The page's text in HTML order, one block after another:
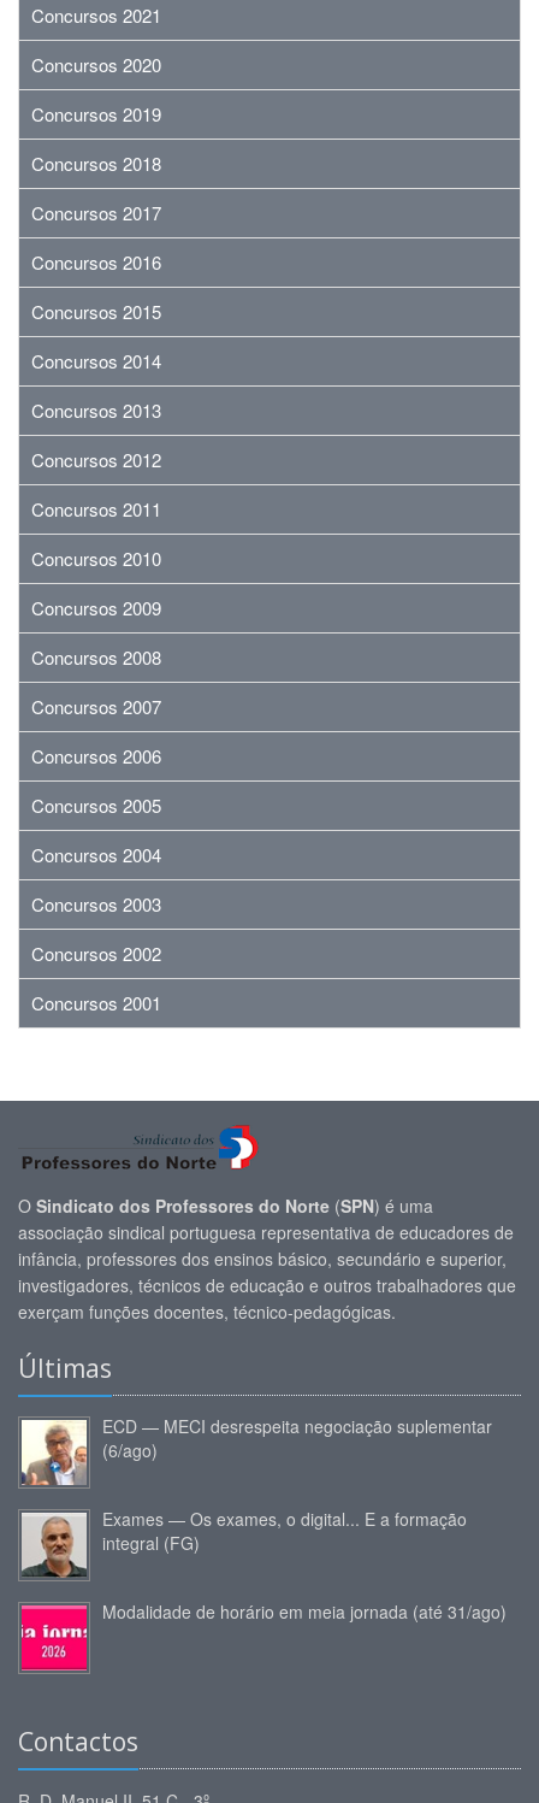
Concursos 2021
Concursos 2020
Concursos 2019
Concursos 2018
Concursos 2017
Concursos 2016
Concursos 2015
Concursos 2014
Concursos 2013
Concursos 2012
Concursos 2011
Concursos 2010
Concursos 2009
Concursos 2008
Concursos 2007
Concursos 2006
Concursos 2005
Concursos 2004
Concursos 2003
Concursos 2002
Concursos 2001
O Sindicato dos Professores do Norte (SPN) é uma
associação sindical portuguesa representativa de educadores de
infância, professores dos ensinos básico, secundário e superior,
investigadores, técnicos de educação e outros trabalhadores que
exerçam funções docentes, técnico-pedagógicas.
Últimas
ECD — MECI desrespeita negociação suplementar
(6/ago)
Exames — Os exames, o digital... E a formação
integral (FG)
Modalidade de horário em meia jornada (até 31/ago)
Contactos